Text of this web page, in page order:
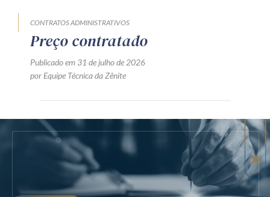
CONTRATOS ADMINISTRATIVOS
Preço contratado
Publicado em 31 de julho de 2026
por Equipe Técnica da Zênite